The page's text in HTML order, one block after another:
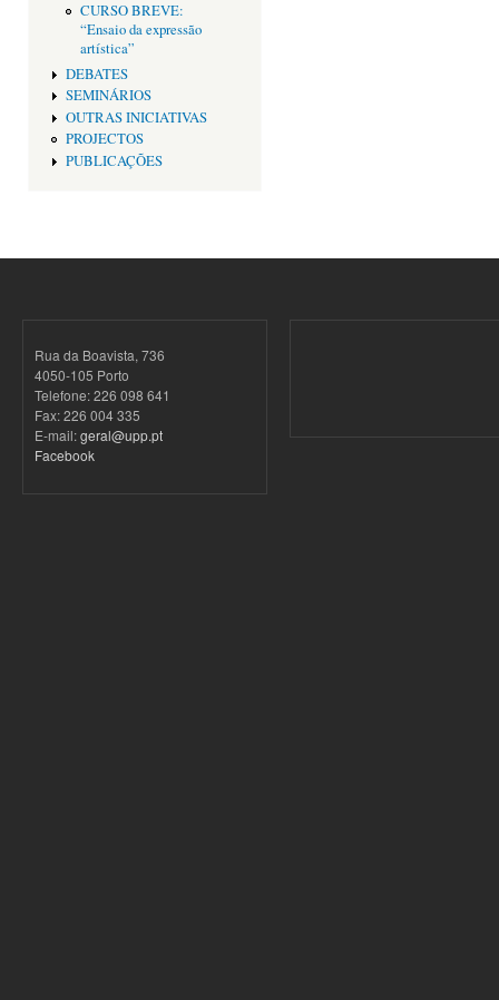
CURSO BREVE:
“Ensaio da expressão
artística”
DEBATES
SEMINÁRIOS
OUTRAS INICIATIVAS
PROJECTOS
PUBLICAÇÕES
Rua da Boavista, 736
4050-105 Porto
Telefone: 226 098 641
Fax: 226 004 335
E-mail:geral@upp.pt
Facebook